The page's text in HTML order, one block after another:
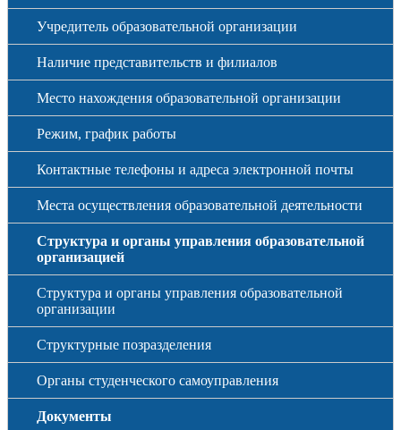
Учредитель образовательной организации
Наличие представительств и филиалов
Место нахождения образовательной организации
Режим, график работы
Контактные телефоны и адреса электронной почты
Места осуществления образовательной деятельности
Структура и органы управления образовательной
организацией
Структура и органы управления образовательной
организации
Структурные позразделения
Органы студенческого самоуправления
Документы